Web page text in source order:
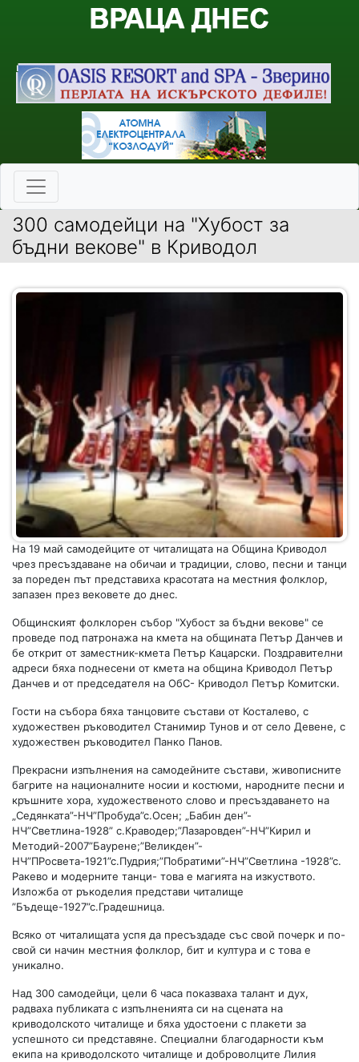
300 самодейци на "Хубост за
бъдни векове" в Криводол
На 19 май самодейците от читалищата на Община Криводол
чрез пресъздаване на обичаи и традиции, слово, песни и танци
за пореден път представиха красотата на местния фолклор,
запазен през вековете до днес.
Общинският фолклорен събор "Хубост за бъдни векове" се
проведе под патронажа на кмета на общината Петър Данчев и
бе открит от заместник-кмета Петър Кацарски. Поздравителни
адреси бяха поднесени от кмета на община Криводол Петър
Данчев и от председателя на ОбС- Криводол Петър Комитски.
Гости на събора бяха танцовите състави от Косталево, с
художествен ръководител Станимир Тунов и от село Девене, с
художествен ръководител Панко Панов.
Прекрасни изпълнения на самодейните състави, живописните
багрите на националните носии и костюми, народните песни и
кръшните хора, художественото слово и пресъздаването на
„Седянката”-НЧ”Пробуда”с.Осен; „Бабин ден”-
НЧ”Светлина-1928” с.Краводер;”Лазаровден”-НЧ”Кирил и
Методий-2007”Баурене;”Великден”-
НЧ”ПРосвета-1921”с.Пудрия;”Побратими”-НЧ”Светлина -1928”с.
Ракево и модерните танци- това е магията на изкуството.
Изложба от ръкоделия представи читалище
”Бъдеще-1927”с.Градешница.
Всяко от читалищата успя да пресъздаде със свой почерк и по-
свой си начин местния фолклор, бит и култура и с това е
уникално.
Над 300 самодейци, цели 6 часа показваха талант и дух,
радваха публиката с изпълненията си на сцената на
криводолското читалище и бяха удостоени с плакети за
успешното си представяне. Специални благодарности към
екипа на криводолското читалище и доброволците Лилия